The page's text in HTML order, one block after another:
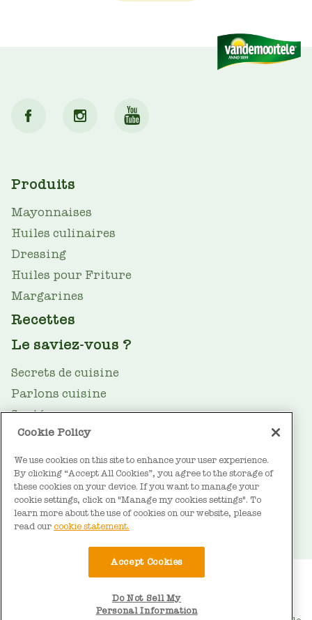
MAIN
NAV
Produits
Mayonnaises
Huiles culinaires
Dressing
Huiles pour Friture
Margarines
Recettes
Le saviez-vous ?
Secrets de cuisine
Parlons cuisine
Santé
Le guide des huiles
Durabilité
FOOTER
À propos de Vandemoortele
Contact
Conditions d'utilisation
Déclaration sur les cookies
Déclaration de confidentialité
Cookie Policy
We use cookies on this site to enhance your user experience.
By clicking “Accept All Cookies”, you agree to the storage of
these cookies on your device. If you want to manage your
cookie settings, click on "Manage my cookies settings". To
learn more about the use of cookies on our website, please
read our cookie statement.
Accept Cookies
Do Not Sell My
Personal Information